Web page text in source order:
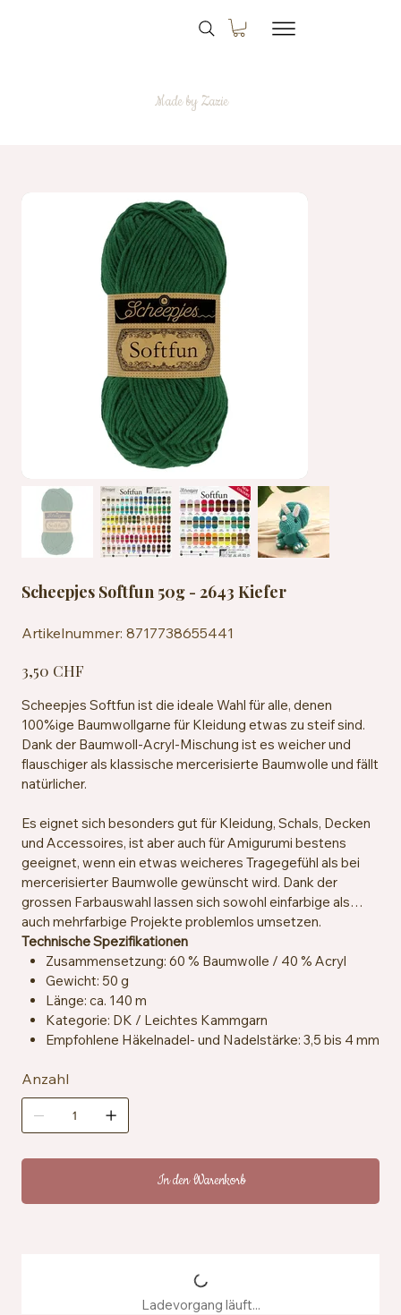
Made by Zazie
Scheepjes Softfun 50g - 2643 Kiefer
Artikelnummer: 8717738655441
8717738655441
3,50 CHF
Scheepjes Softfun ist die ideale Wahl für alle, denen
100%ige Baumwollgarne für Kleidung etwas zu steif sind.
Dank der Baumwoll-Acryl-Mischung ist es weicher und
flauschiger als klassische mercerisierte Baumwolle und fällt
natürlicher.
Es eignet sich besonders gut für Kleidung, Schals, Decken
und Accessoires, ist aber auch für Amigurumi bestens
geeignet, wenn ein etwas weicheres Tragegefühl als bei
mercerisierter Baumwolle gewünscht wird. Dank der
grossen Farbauswahl lassen sich sowohl einfarbige als
auch mehrfarbige Projekte problemlos umsetzen.
Technische Spezifikationen
Zusammensetzung: 60 % Baumwolle / 40 % Acryl
Gewicht: 50 g
Länge: ca. 140 m
Kategorie: DK / Leichtes Kammgarn
Empfohlene Häkelnadel- und Nadelstärke: 3,5 bis 4 mm
cm
Zertifizierung: OEKO-TEX® Standard 100
Pflegehinweise: Maschinenwaschbar bei 30 °C
Anzahl
In den Warenkorb
Ladevorgang läuft...